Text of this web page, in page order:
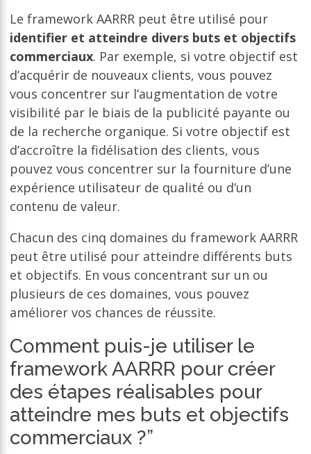
Le framework AARRR peut être utilisé pour
identifier et atteindre divers buts et objectifs
commerciaux. Par exemple, si votre objectif est
d’acquérir de nouveaux clients, vous pouvez
vous concentrer sur l’augmentation de votre
visibilité par le biais de la publicité payante ou
de la recherche organique. Si votre objectif est
d’accroître la fidélisation des clients, vous
pouvez vous concentrer sur la fourniture d’une
expérience utilisateur de qualité ou d’un
contenu de valeur.
Chacun des cinq domaines du framework AARRR
peut être utilisé pour atteindre différents buts
et objectifs. En vous concentrant sur un ou
plusieurs de ces domaines, vous pouvez
améliorer vos chances de réussite.
Comment puis-je utiliser le
framework AARRR pour créer
des étapes réalisables pour
atteindre mes buts et objectifs
commerciaux ?”